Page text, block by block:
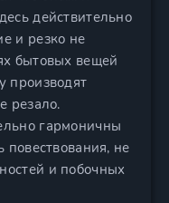
действительно
и резко не
бытовых вещей
производят
резало.
гармоничны
повествования, не
и побочных